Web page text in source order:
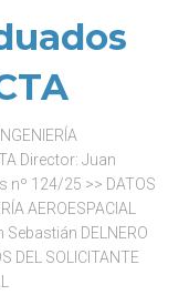
Director: Juan
nº 124/25 >> DATOS
AEROESPACIAL
DELNERO
DEL SOLICITANTE